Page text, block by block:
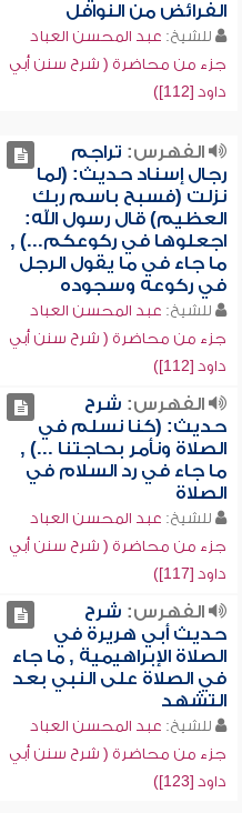
الفرائض من النوافل
للشيخ: عبد المحسن العباد
جزء من محاضرة ( شرح سنن أبي
داود [112])
الفهرس: تراجم
رجال إسناد حديث: (لما
نزلت (فسبح باسم ربك
العظيم) قال رسول الله:
اجعلوها في ركوعكم...) ,
ما جاء في ما يقول الرجل
في ركوعه وسجوده
للشيخ: عبد المحسن العباد
جزء من محاضرة ( شرح سنن أبي
داود [112])
الفهرس: شرح
حديث: (كنا نسلم في
الصلاة ونأمر بحاجتنا ...) ,
ما جاء في رد السلام في
الصلاة
للشيخ: عبد المحسن العباد
جزء من محاضرة ( شرح سنن أبي
داود [117])
الفهرس: شرح
حديث أبي هريرة في
الصلاة الإبراهيمية , ما جاء
في الصلاة على النبي بعد
التشهد
للشيخ: عبد المحسن العباد
جزء من محاضرة ( شرح سنن أبي
داود [123])